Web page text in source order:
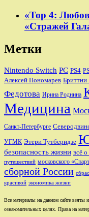
«Тор 4:
«Стражей
Метки
Nintendo Switch PC PS4
Алексей Пономарев Бриттни
Федотова Ирина Роднина
Медицина
Санкт-Петербурге
УГМК Этери Тутберидзе
безопасность жизни всё о
путешествий московского
сборной России
красивой экономика жизни
Все материалы на данном сайте взяты
ознакомительных целях. Права на